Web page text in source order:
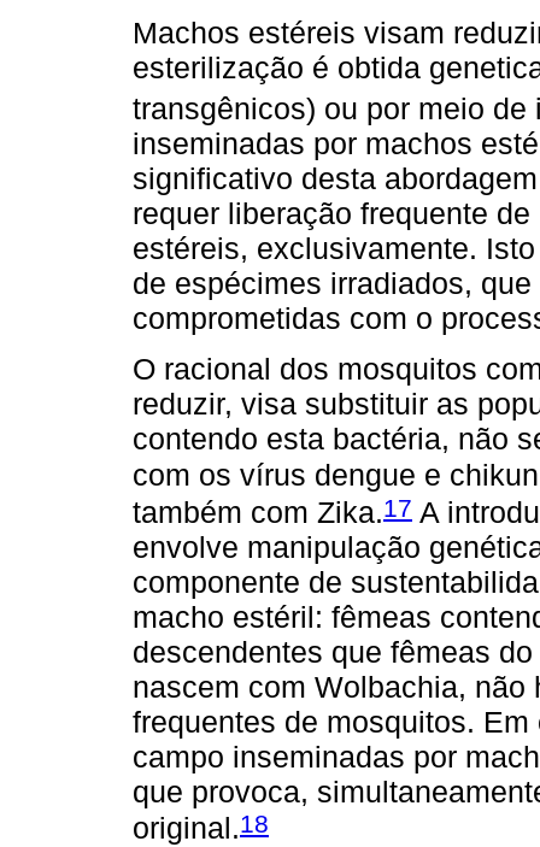
Machos estéreis visam
esterilização é obtida
transgênicos) ou por meio de
inseminadas por machos
significativo desta
requer liberação frequente
estéreis, exclusivamente.
de espécimes irradiados,
comprometidas com o
O racional dos mosquitos
reduzir, visa substituir as
contendo esta bactéria, não
com os vírus dengue e
também com Zika.17 A
envolve manipulação
componente de
macho estéril: fêmeas
descendentes que fêmeas
nascem com Wolbachia,
frequentes de mosquitos.
campo inseminadas por
que provoca,
original.18